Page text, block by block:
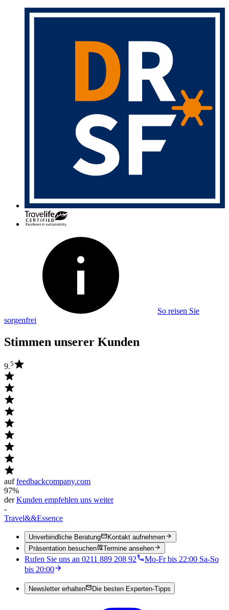
So reisen Sie
sorgenfrei
Stimmen unserer Kunden
9.5
auffeedbackcompany.com
97%
derKunden empfehlen uns weiter
-
Travel&&Essence
Unverbindliche Beratung
Kontakt aufnehmen
Präsentation besuchen
Termine ansehen
Rufen Sie uns an 0211 889 208 92
Mo-Fr bis 22:00 Sa-So
bis 20:00
Newsletter erhalten Die besten Experten-Tipps